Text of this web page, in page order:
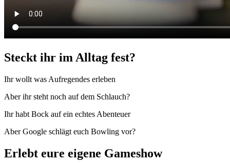
Steckt ihr im Alltag fest?
Ihr wollt was Aufregendes erleben
Aber ihr steht noch auf dem Schlauch?
Ihr habt Bock auf ein echtes Abenteuer
Aber Google schlägt euch Bowling vor?
Erlebt eure eigene Gameshow